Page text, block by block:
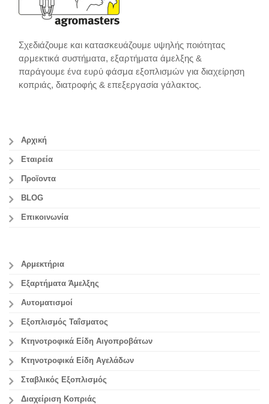
Σχεδιάζουμε και κατασκευάζουμε υψηλής ποιότητας
αρμεκτικά συστήματα, εξαρτήματα άμελξης &
παράγουμε ένα ευρύ φάσμα εξοπλισμών για διαχείρηση
κοπριάς, διατροφής & επεξεργασία γάλακτος.
Αρχική
Εταιρεία
Προϊοντα
BLOG
Επικοινωνία
Αρμεκτήρια
Εξαρτήματα Άμελξης
Αυτοματισμοί
Εξοπλισμός Ταΐσματος
Κτηνοτροφικά Είδη Αιγοπροβάτων
Κτηνοτροφικά Είδη Αγελάδων
Σταβλικός Εξοπλισμός
Διαχείριση Κοπριάς